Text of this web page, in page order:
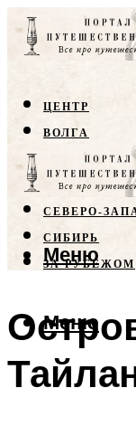
ЦЕНТР
ВОЛГА
КРЫМ
СЕВЕРНЫЙ
СЕВЕРО-
СИБИРЬ
ЗА РУБЕЖОМ
Меню
Меню